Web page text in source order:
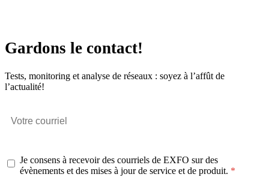
Gardons le contact!
Tests, monitoring et analyse de réseaux : soyez à l’affût de
l’actualité!
Je consens à recevoir des courriels de EXFO sur des
évènements et des mises à jour de service et de produit.